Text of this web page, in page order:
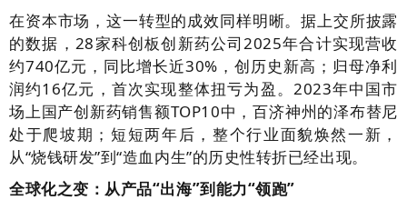
在资本市场，这一转型的成效同样明晰。据上交所披露
的数据，28家科创板创新药公司2025年合计实现营收
约740亿元，同比增长近30%，创历史新高；归母净利
润约16亿元，首次实现整体扭亏为盈。2023年中国市
场上国产创新药销售额TOP10中，百济神州的泽布替尼
处于爬坡期；短短两年后，整个行业面貌焕然一新，
从“烧钱研发”到“造血内生”的历史性转折已经出现。
全球化之变：从产品“出海”到能力“领跑”